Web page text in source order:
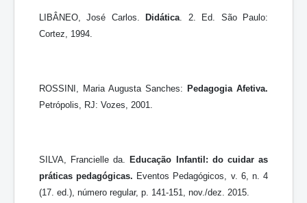
LIBÂNEO, José Carlos.Didática . 2. Ed. São Paulo:
Cortez, 1994.
ROSSINI, Maria Augusta Sanches: Pedagogia Afetiva.
Petrópolis, RJ: Vozes, 2001.
SILVA, Francielle da.Educação Infantil: do cuidar as
práticas pedagógicas. Eventos Pedagógicos, v. 6, n. 4
(17. ed.), número regular, p. 141-151, nov./dez. 2015.